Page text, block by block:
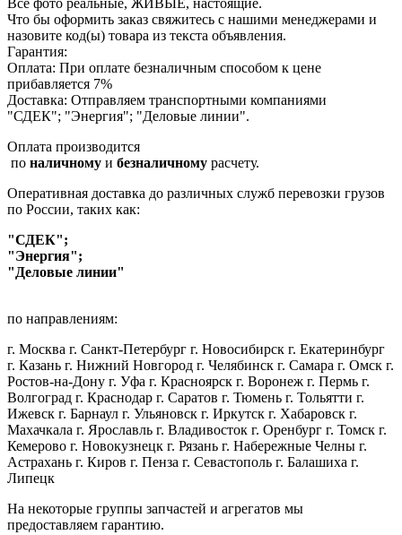
Что бы оформить заказ свяжитесь с нашими менеджерами и
назовите код(ы) товара из текста объявления.
Гарантия:
Оплата: При оплате безналичным способом к цене
прибавляется 7%
Доставка: Отправляем транспортными компаниями
"СДЕК"; "Энергия"; "Деловые линии".
Оплата производится
по наличному и безналичному расчету.
Оперативная доставка до различных служб перевозки грузов
по России, таких как:
"СДЕК";
"Энергия";
"Деловые линии"
по направлениям:
г. Москва г. Санкт-Петербург г. Новосибирск г. Екатеринбург
г. Казань г. Нижний Новгород г. Челябинск г. Самара г. Омск г.
Ростов-на-Дону г. Уфа г. Красноярск г. Воронеж г. Пермь г.
Волгоград г. Краснодар г. Саратов г. Тюмень г. Тольятти г.
Ижевск г. Барнаул г. Ульяновск г. Иркутск г. Хабаровск г.
Махачкала г. Ярославль г. Владивосток г. Оренбург г. Томск г.
Кемерово г. Новокузнецк г. Рязань г. Набережные Челны г.
Астрахань г. Киров г. Пенза г. Севастополь г. Балашиха г.
Липецк
На некоторые группы запчастей и агрегатов мы
предоставляем гарантию.